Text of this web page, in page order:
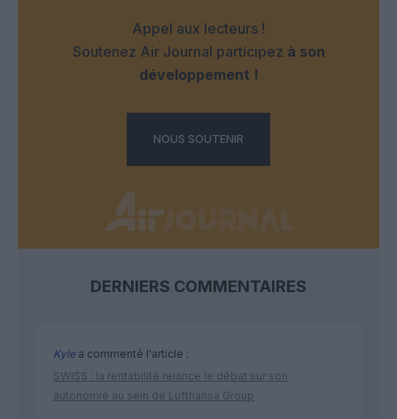
Appel aux lecteurs !
Soutenez Air Journal participez à son
développement !
NOUS SOUTENIR
DERNIERS COMMENTAIRES
Kylea commenté l'article :
SWISS : la rentabilité relance le débat sur son
autonomie au sein de Lufthansa Group